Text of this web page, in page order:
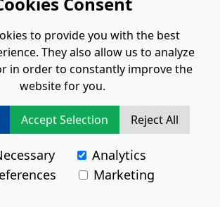
to provide you with the best
They also allow us to analyze
in order to constantly improve the
website for you.
Accept Selection Reject All
Analytics
Marketing